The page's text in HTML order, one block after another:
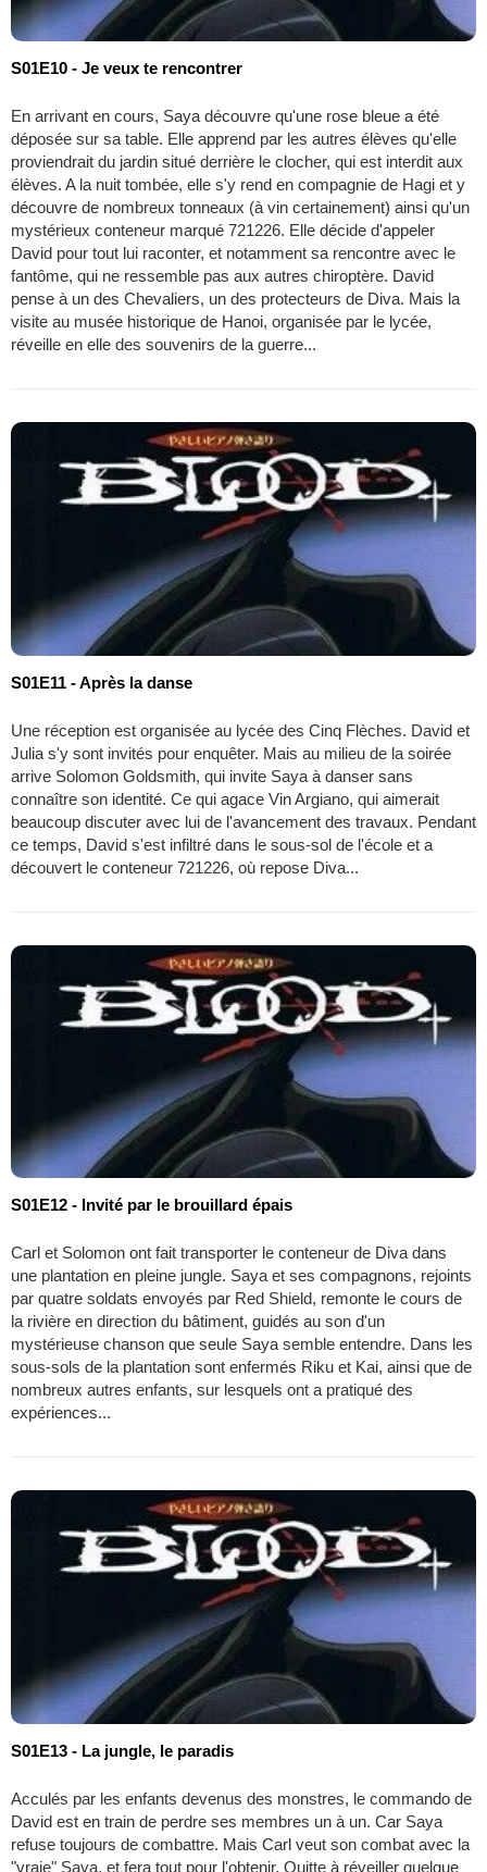
S01E10 - Je veux te rencontrer
En arrivant en cours, Saya découvre qu'une rose bleue a été
déposée sur sa table. Elle apprend par les autres élèves qu'elle
proviendrait du jardin situé derrière le clocher, qui est interdit aux
élèves. A la nuit tombée, elle s'y rend en compagnie de Hagi et y
découvre de nombreux tonneaux (à vin certainement) ainsi qu'un
mystérieux conteneur marqué 721226. Elle décide d'appeler
David pour tout lui raconter, et notamment sa rencontre avec le
fantôme, qui ne ressemble pas aux autres chiroptère. David
pense à un des Chevaliers, un des protecteurs de Diva. Mais la
visite au musée historique de Hanoi, organisée par le lycée,
réveille en elle des souvenirs de la guerre...
S01E11 - Après la danse
Une réception est organisée au lycée des Cinq Flèches. David et
Julia s'y sont invités pour enquêter. Mais au milieu de la soirée
arrive Solomon Goldsmith, qui invite Saya à danser sans
connaître son identité. Ce qui agace Vin Argiano, qui aimerait
beaucoup discuter avec lui de l'avancement des travaux. Pendant
ce temps, David s'est infiltré dans le sous-sol de l'école et a
découvert le conteneur 721226, où repose Diva...
S01E12 - Invité par le brouillard épais
Carl et Solomon ont fait transporter le conteneur de Diva dans
une plantation en pleine jungle. Saya et ses compagnons, rejoints
par quatre soldats envoyés par Red Shield, remonte le cours de
la rivière en direction du bâtiment, guidés au son d'un
mystérieuse chanson que seule Saya semble entendre. Dans les
sous-sols de la plantation sont enfermés Riku et Kai, ainsi que de
nombreux autres enfants, sur lesquels ont a pratiqué des
expériences...
S01E13 - La jungle, le paradis
Acculés par les enfants devenus des monstres, le commando de
David est en train de perdre ses membres un à un. Car Saya
refuse toujours de combattre. Mais Carl veut son combat avec la
"vraie" Saya, et fera tout pour l'obtenir. Quitte à réveiller quelque